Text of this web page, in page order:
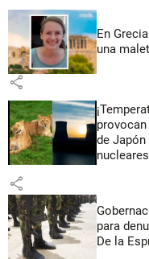
En
una
share
de
share
para
De la